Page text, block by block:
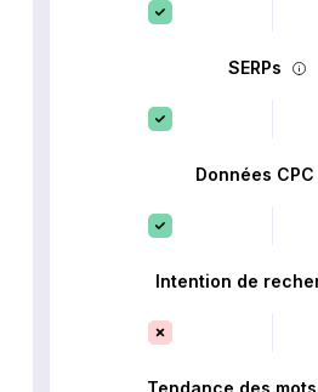
SERPs
Données CPC
Intention de
Tendance des